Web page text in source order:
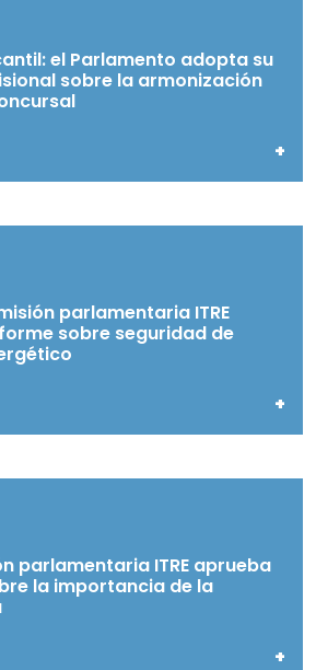
el Parlamento adopta su
sobre la armonización
+
parlamentaria ITRE
sobre seguridad de
+
parlamentaria ITRE aprueba
la importancia de la
+